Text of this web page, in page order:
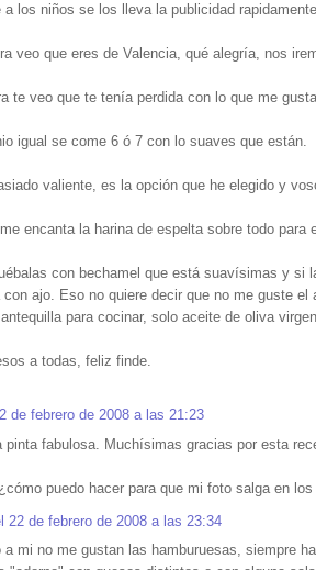
a los niños se los lleva la publicidad
veo que eres de Valencia, qué alegría, nos
te veo que te tenía perdida con lo que me
igual se come 6 ó 7 con lo suaves que están.
valiente, es la opción que he elegido y
encanta la harina de espelta sobre todo para
con bechamel que está suavísimas y si
con ajo. Eso no quiere decir que no me guste
para cocinar, solo aceite de oliva
a todas, feliz finde.
de febrero de 2008 a las 21:23
pinta fabulosa. Muchísimas gracias por esta
puedo hacer para que mi foto salga en
22 de febrero de 2008 a las 23:34
a mi no me gustan las hamburuesas, siempre